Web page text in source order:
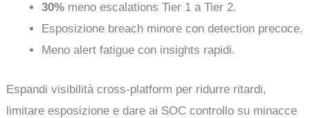
30% meno escalations Tier 1 a Tier 2.
Esposizione breach minore con detection precoce.
Meno alert fatigue con insights rapidi.
Espandi visibilità cross-platform per ridurre ritardi,
limitare esposizione e dare ai SOC controllo su minacce